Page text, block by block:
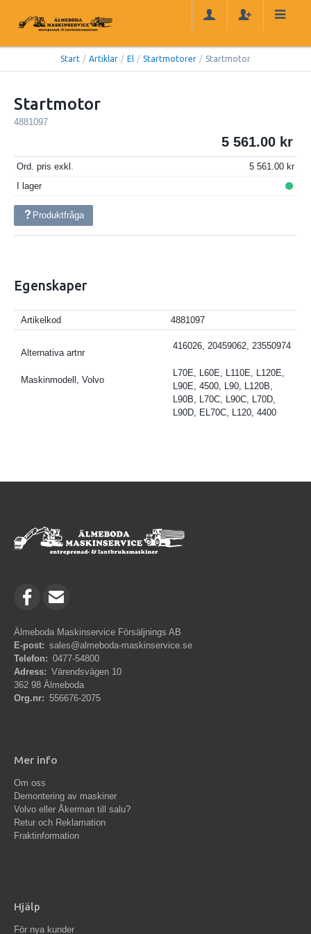
Start / Artiklar / El / Startmotorer / Startmotor
Startmotor
4881097
5 561.00
Ord. pris exkl.
5 561.00
I lager
Produktfråga
Egenskaper
Artikelkod 4881097
Alternativa artnr
416026, 20459062, 23550974
Maskinmodell, Volvo
L70E, L60E, L110E, L120E,
L90E, 4500, L90, L120B,
L90B, L70C, L90C, L70D,
L90D, EL70C, L120, 4400
Älmeboda Maskinservice Försäljnings AB
E-post: sales@almeboda-maskinservice.se
Telefon: 0477-54800
Adress: Värendsvägen 10
362 98 Älmeboda
Org.nr: 556676-2075
Mer info
Om oss
Demontering av maskiner
Volvo eller Åkerman till salu?
Retur och Reklamation
Fraktinformation
Hjälp
För nya kunder